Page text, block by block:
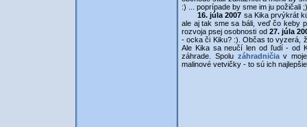
:) ... poprípade by sme im ju požičali ;)
16. júla 2007 sa Kika prvýkrát
ale aj tak sme sa báli, veď čo keby
rozvoja psej osobnosti od 27. júla
- ocka či Kiku? :). Občas to vyzerá,
Ale Kika sa neučí len od ľudí - od
záhrade. Spolu záhradničiav
malinové vetvičky - to sú ich